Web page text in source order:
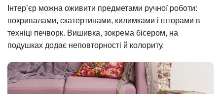
Інтер’єр можна оживити предметами ручної роботи:
покривалами, скатертинами, килимками і шторами в
техніці печворк. Вишивка, зокрема бісером, на
подушках додає неповторності й колориту.